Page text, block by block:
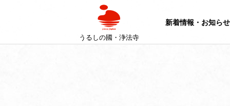
うるしの國・浄法寺
新着情報・お知らせ